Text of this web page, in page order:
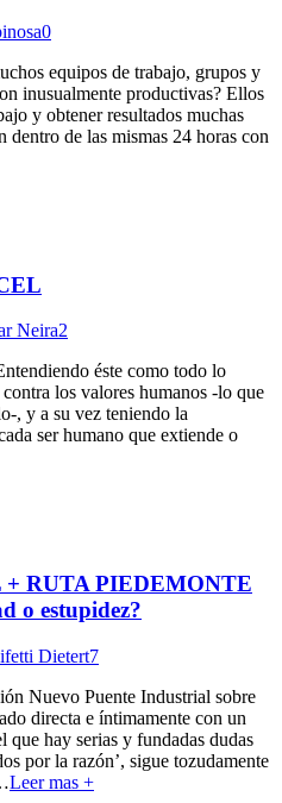
0
equipos de trabajo, grupos y
inusualmente productivas? Ellos
y obtener resultados muchas
dentro de las mismas 24 horas con
Neira2
éste como todo lo
los valores humanos -lo que
, y a su vez teniendo la
ser humano que extiende o
RUTA PIEDEMONTE
o estupidez?
Dietert7
Nuevo Puente Industrial sobre
directa e íntimamente con un
que hay serias y fundadas dudas
por la razón’, sigue tozudamente
Leer mas +